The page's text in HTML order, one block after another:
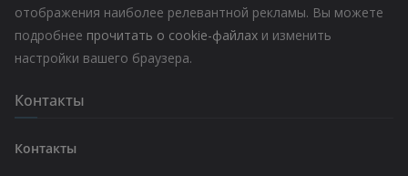
отображения наиболее релевантной рекламы. Вы можете
подробнее прочитать о cookie-файлах и изменить
настройки вашего браузера.
Контакты
Контакты